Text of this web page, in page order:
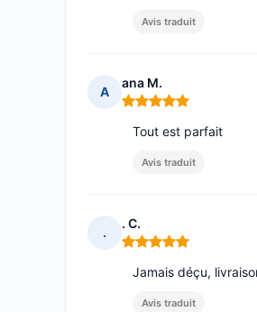
Avis traduit
A
ana M.
Note : 5 sur 5
Tout est parfait
Avis traduit
.
. C.
Note : 5 sur 5
Jamais déçu,
Avis traduit